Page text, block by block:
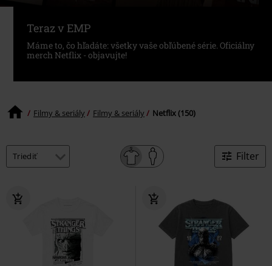
Teraz v EMP
Máme to, čo hľadáte: všetky vaše obľúbené série. Oficiálny
merch Netflix - objavujte!
Filmy & seriály Filmy & seriály Netflix (150)
Filter